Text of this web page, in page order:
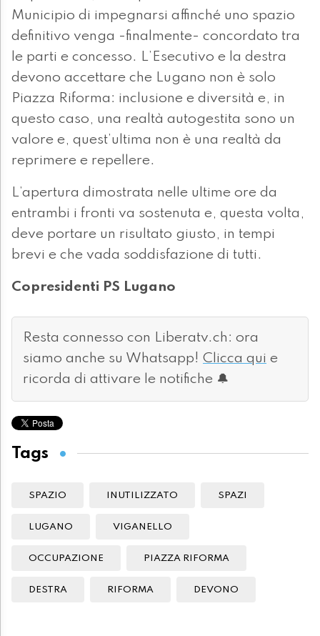
Municipio di impegnarsi affinché uno spazio
definitivo venga -finalmente- concordato tra
le parti e concesso. L’Esecutivo e la destra
devono accettare che Lugano non è solo
Piazza Riforma: inclusione e diversità e, in
questo caso, una realtà autogestita sono un
valore e, quest’ultima non è una realtà da
reprimere e repellere.
L’apertura dimostrata nelle ultime ore da
entrambi i fronti va sostenuta e, questa volta,
deve portare un risultato giusto, in tempi
brevi e che vada soddisfazione di tutti.
Copresidenti PS Lugano
Resta connesso con Liberatv.ch: ora
siamo anche su Whatsapp! Clicca qui e
ricorda di attivare le notifiche 🔔
Tags
SPAZIO INUTILIZZATO SPAZI
LUGANO VIGANELLO
OCCUPAZIONE PIAZZA RIFORMA
DESTRA RIFORMA DEVONO